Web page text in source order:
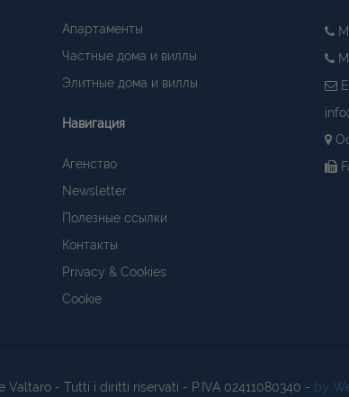
Апартаменты
Частные дома и виллы
Элитные дома и виллы
Навигация
Агенство
Newsletter
Полезные ссылки
Контакты
Privacy & Cookies
Cookie
Valtaro - Tutti i diritti riservati - P.IVA 02411080340 - by